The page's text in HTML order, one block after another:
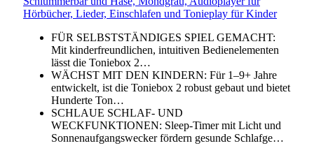
Hörbücher, Lieder, Einschlafen und Tonieplay für Kinder
FÜR SELBSTSTÄNDIGES SPIEL GEMACHT:
Mit kinderfreundlichen, intuitiven Bedienelementen
lässt die Toniebox 2…
WÄCHST MIT DEN KINDERN: Für 1–9+ Jahre
entwickelt, ist die Toniebox 2 robust gebaut und bietet
Hunderte Ton…
SCHLAUE SCHLAF- UND
WECKFUNKTIONEN: Sleep-Timer mit Licht und
Sonnenaufgangswecker fördern gesunde Schlafge…